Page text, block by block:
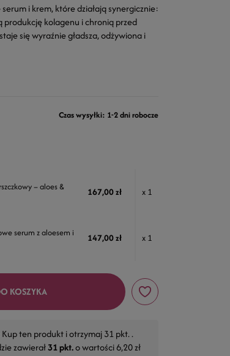
i krem, które działają synergicznie:
produkcję kolagenu i chronią przed
się wyraźnie gładsza, odżywiona i
Czas wysyłki: 1-2 dni robocze
– aloes &
167,00 zł x 1
serum z aloesem i
147,00 zł x 1
KOSZYKA
Kup ten produkt i otrzymaj31pkt. .
zawierał31pkt.o wartości6,20 zł